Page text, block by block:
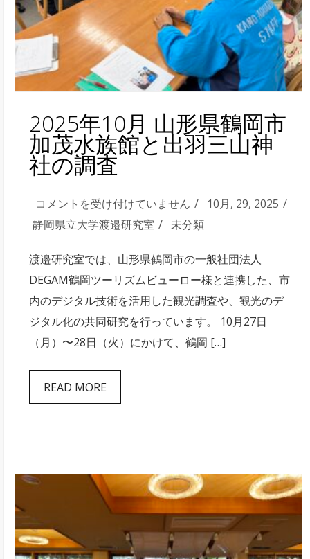
今
年
協
力
は
2025年10月 山形県鶴岡市
加茂水族館と出羽三山神
社の調査
2025
年
月
山
形
県
鶴
岡
市
族
出
コメントを受け付けていません
10月, 29, 2025
静岡県立大学渡邉研究室
未分類
渡邉研究室では、山形県鶴岡市の一般社団法人
DEGAM鶴岡ツーリズムビューロー様と連携した、市
内のデジタル技術を活用した観光調査や、観光のデ
ジタル化の共同研究を行っています。 10月27日
（月）〜28日（火）にかけて、鶴岡 […]
READ MORE